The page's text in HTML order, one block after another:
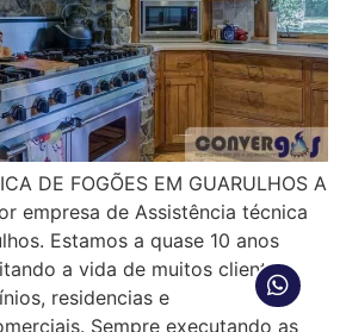
DE FOGÕES EM GUARULHOS A
empresa de Assistência técnica
Estamos a quase 10 anos
a vida de muitos clientes.
residencias e
Sempre executando as